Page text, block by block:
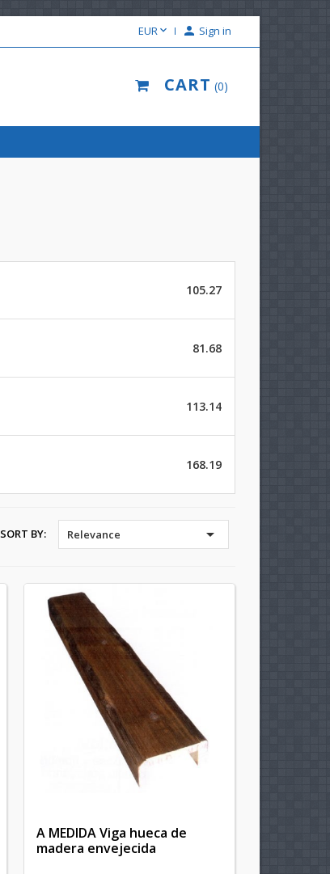
EUR  Sign in
CART 0
105.27
81.68
113.14
168.19
SORT BY: Relevance 
A MEDIDA Viga hueca de
madera envejecida